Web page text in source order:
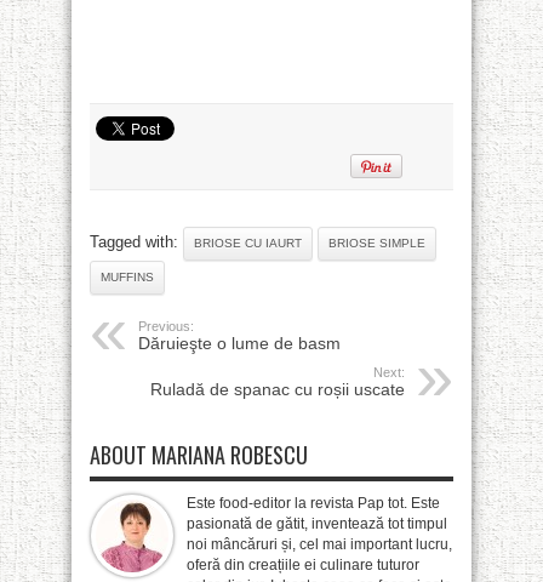
Tagged with: BRIOSE CU IAURT BRIOSE SIMPLE
MUFFINS
Previous:
Dăruieşte o lume de basm
Next:
Ruladă de spanac cu roșii uscate
ABOUT MARIANA ROBESCU
Este food-editor la revista Pap tot. Este
pasionată de gătit, inventează tot timpul
noi mâncăruri și, cel mai important lucru,
oferă din creațiile ei culinare tuturor